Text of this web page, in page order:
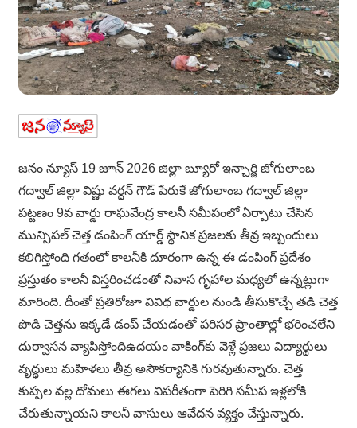
జనం న్యూస్ 19 జూన్ 2026 జిల్లా బ్యూరో ఇన్చార్జి జోగులాంబ
గద్వాల్ జిల్లా విష్ణు వర్ధన్ గౌడ్ పేరుకే జోగులాంబ గద్వాల్ జిల్లా
పట్టణం 9వ వార్డు రాఘవేంద్ర కాలనీ సమీపంలో ఏర్పాటు చేసిన
మున్సిపల్ చెత్త డంపింగ్ యార్డ్ స్థానిక ప్రజలకు తీవ్ర ఇబ్బందులు
కలిగిస్తోంది గతంలో కాలనీకి దూరంగా ఉన్న ఈ డంపింగ్ ప్రదేశం
ప్రస్తుతం కాలనీ విస్తరించడంతో నివాస గృహాల మధ్యలో ఉన్నట్లుగా
మారింది. దీంతో ప్రతిరోజూ వివిధ వార్డుల నుండి తీసుకొచ్చే తడి చెత్త
పొడి చెత్తను ఇక్కడే డంప్ చేయడంతో పరిసర ప్రాంతాల్లో భరించలేని
దుర్వాసన వ్యాపిస్తోందిఉదయం వాకింగ్‌కు వెళ్లే ప్రజలు విద్యార్థులు
వృద్ధులు మహిళలు తీవ్ర అసౌకర్యానికి గురవుతున్నారు. చెత్త
కుప్పల వల్ల దోమలు ఈగలు విపరీతంగా పెరిగి సమీప ఇళ్లలోకి
చేరుతున్నాయని కాలనీ వాసులు ఆవేదన వ్యక్తం చేస్తున్నారు.